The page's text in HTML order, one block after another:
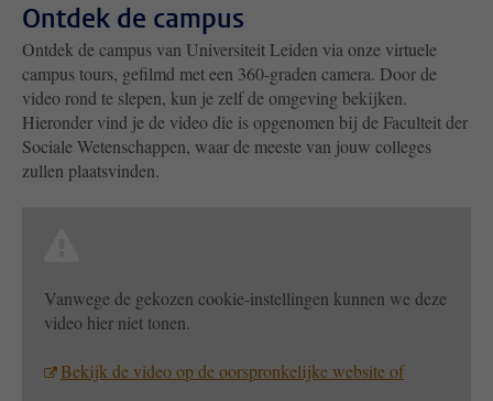
Ontdek de campus
Ontdek de campus van Universiteit Leiden via onze virtuele
campus tours, gefilmd met een 360-graden camera. Door de
video rond te slepen, kun je zelf de omgeving bekijken.
Hieronder vind je de video die is opgenomen bij de Faculteit der
Sociale Wetenschappen, waar de meeste van jouw colleges
zullen plaatsvinden.
Vanwege de gekozen cookie-instellingen kunnen we deze
video hier niet tonen.
Bekijk de video op de oorspronkelijke website of